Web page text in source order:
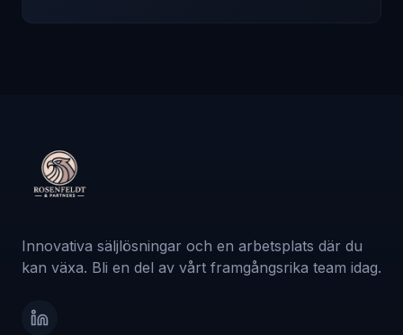
Innovativa säljlösningar och en arbetsplats där du
kan växa. Bli en del av vårt framgångsrika team idag.